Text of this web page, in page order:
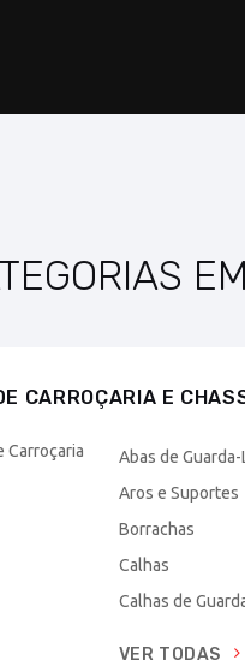
EM
CARROÇARIA E
Abas de Guarda-
Aros e Suportes
Borrachas
Calhas
Calhas de
VER TODAS